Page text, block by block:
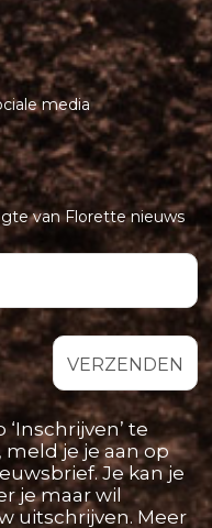
media
van Florette nieuws
‘Inschrijven’ te
meld je je aan op
Je kan je
je maar wil
uitschrijven. Meer